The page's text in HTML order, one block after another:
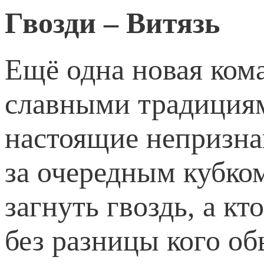
Гвозди – Витязь
Ещё одна новая
славными
настоящие
за очередным
загнуть гвоздь, а
без разницы кого